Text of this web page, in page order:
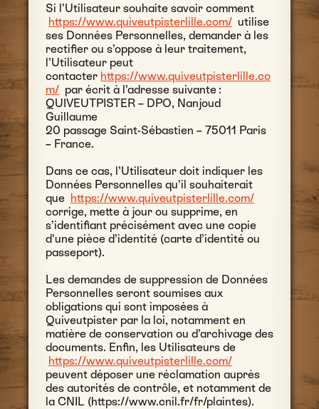
Si l’Utilisateur souhaite savoir comment
https://www.quiveutpisterlille.com/ utilise
ses Données Personnelles, demander à les
rectifier ou s’oppose à leur traitement,
l’Utilisateur peut
contacter https://www.quiveutpisterlille.co
m/ par écrit à l’adresse suivante :
QUIVEUTPISTER – DPO, Nanjoud
Guillaume
20 passage Saint-Sébastien – 75011 Paris
– France.
Dans ce cas, l’Utilisateur doit indiquer les
Données Personnelles qu’il souhaiterait
que https://www.quiveutpisterlille.com/
corrige, mette à jour ou supprime, en
s’identifiant précisément avec une copie
d’une pièce d’identité (carte d’identité ou
passeport).
Les demandes de suppression de Données
Personnelles seront soumises aux
obligations qui sont imposées à
Quiveutpister par la loi, notamment en
matière de conservation ou d’archivage des
documents. Enfin, les Utilisateurs de
https://www.quiveutpisterlille.com/
peuvent déposer une réclamation auprès
des autorités de contrôle, et notamment de
la CNIL (https://www.cnil.fr/fr/plaintes).